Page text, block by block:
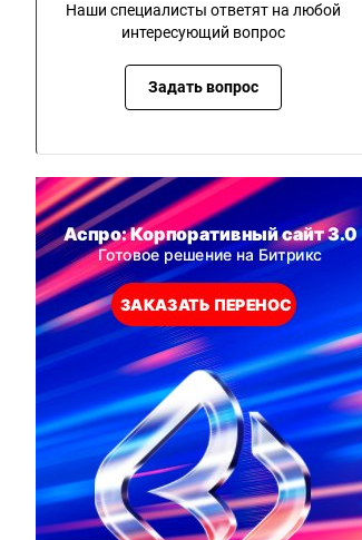
Наши специалисты ответят на любой
интересующий вопрос
Задать вопрос